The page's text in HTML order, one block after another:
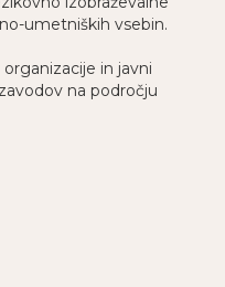
umetniških vsebin.
in javni
na področju